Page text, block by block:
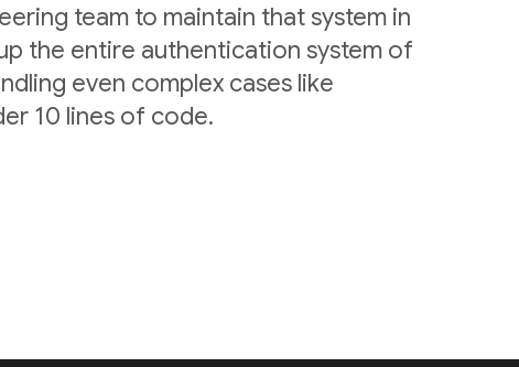
team to maintain that system in
the entire authentication system of
even complex cases like
10 lines of code.